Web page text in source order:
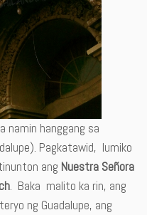
namin hanggang sa
Pagkatawid, lumiko
ang Nuestra Señora
. Baka malito ka rin, ang
ng Guadalupe, ang